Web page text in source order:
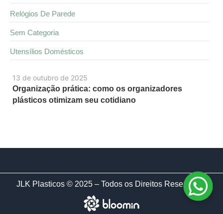
13 de outubro de 2025
Organização prática: como os organizadores
plásticos otimizam seu cotidiano
Relógios De Parede
Sem Categoria
Utensílios Domésticos
JLK Plasticos © 2025 – Todos os Direitos Reservados